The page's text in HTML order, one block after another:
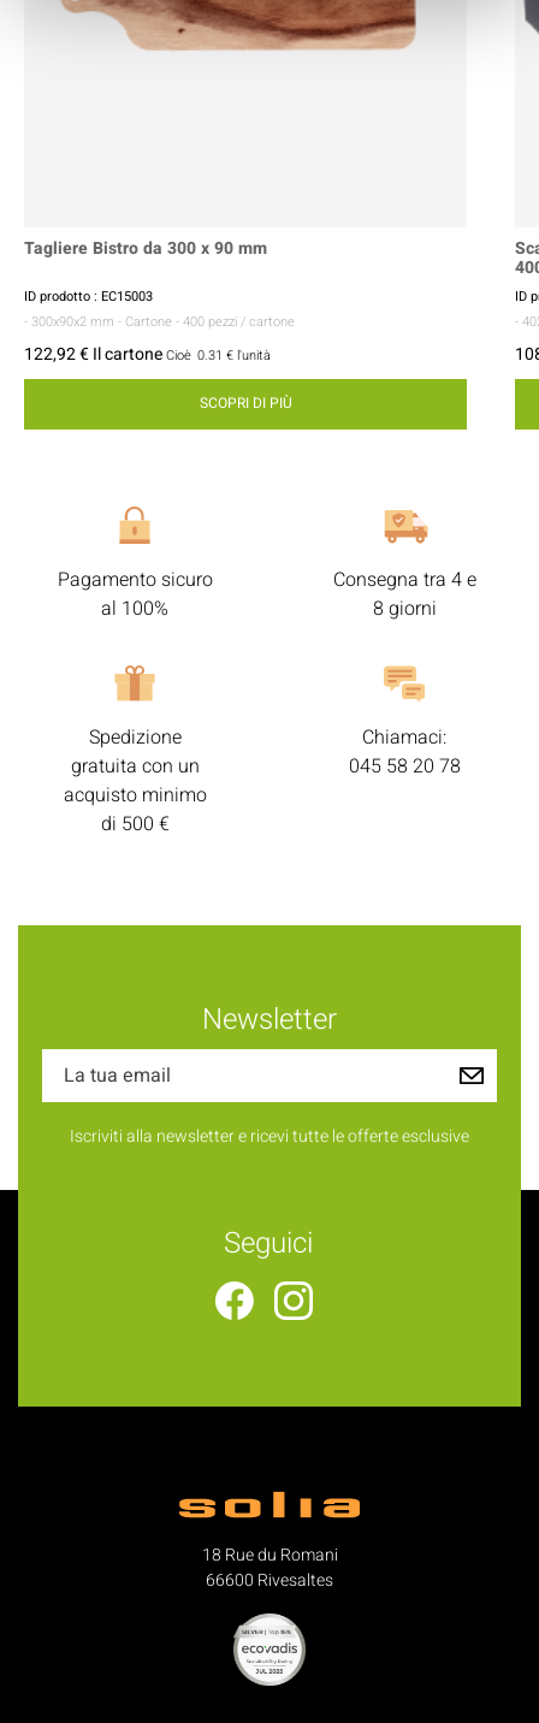
Tagliere Bistro da 300 x 90 mm
ID prodotto : EC15003
- 300x90x2 mm - Cartone - 400 pezzi / cartone
122,92 € Il cartoneCioè 0.31 € l'unità
SCOPRI DI PIÙ
ID
-
Pagamento sicuro
al 100%
Consegna tra 4 e
8 giorni
Spedizione
gratuita con un
acquisto minimo
di 500 €
Chiamaci:
045 58 20 78
Newsletter
Iscriviti alla newsletter e ricevi tutte le offerte esclusive
Seguici
18 Rue du Romani
66600 Rivesaltes